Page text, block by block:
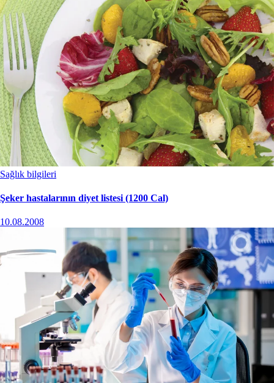
Sağlık bilgileri
Şeker hastalarının diyet listesi (1200 Cal)
10.08.2008